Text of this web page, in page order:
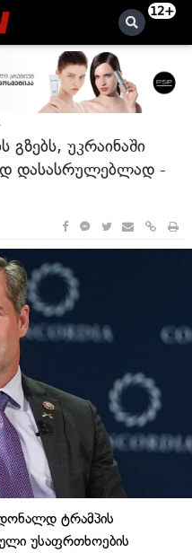
12+
გზებს, უკრაინაში
დასასრულებლად -
ტრამპის
უსაფრთხოების